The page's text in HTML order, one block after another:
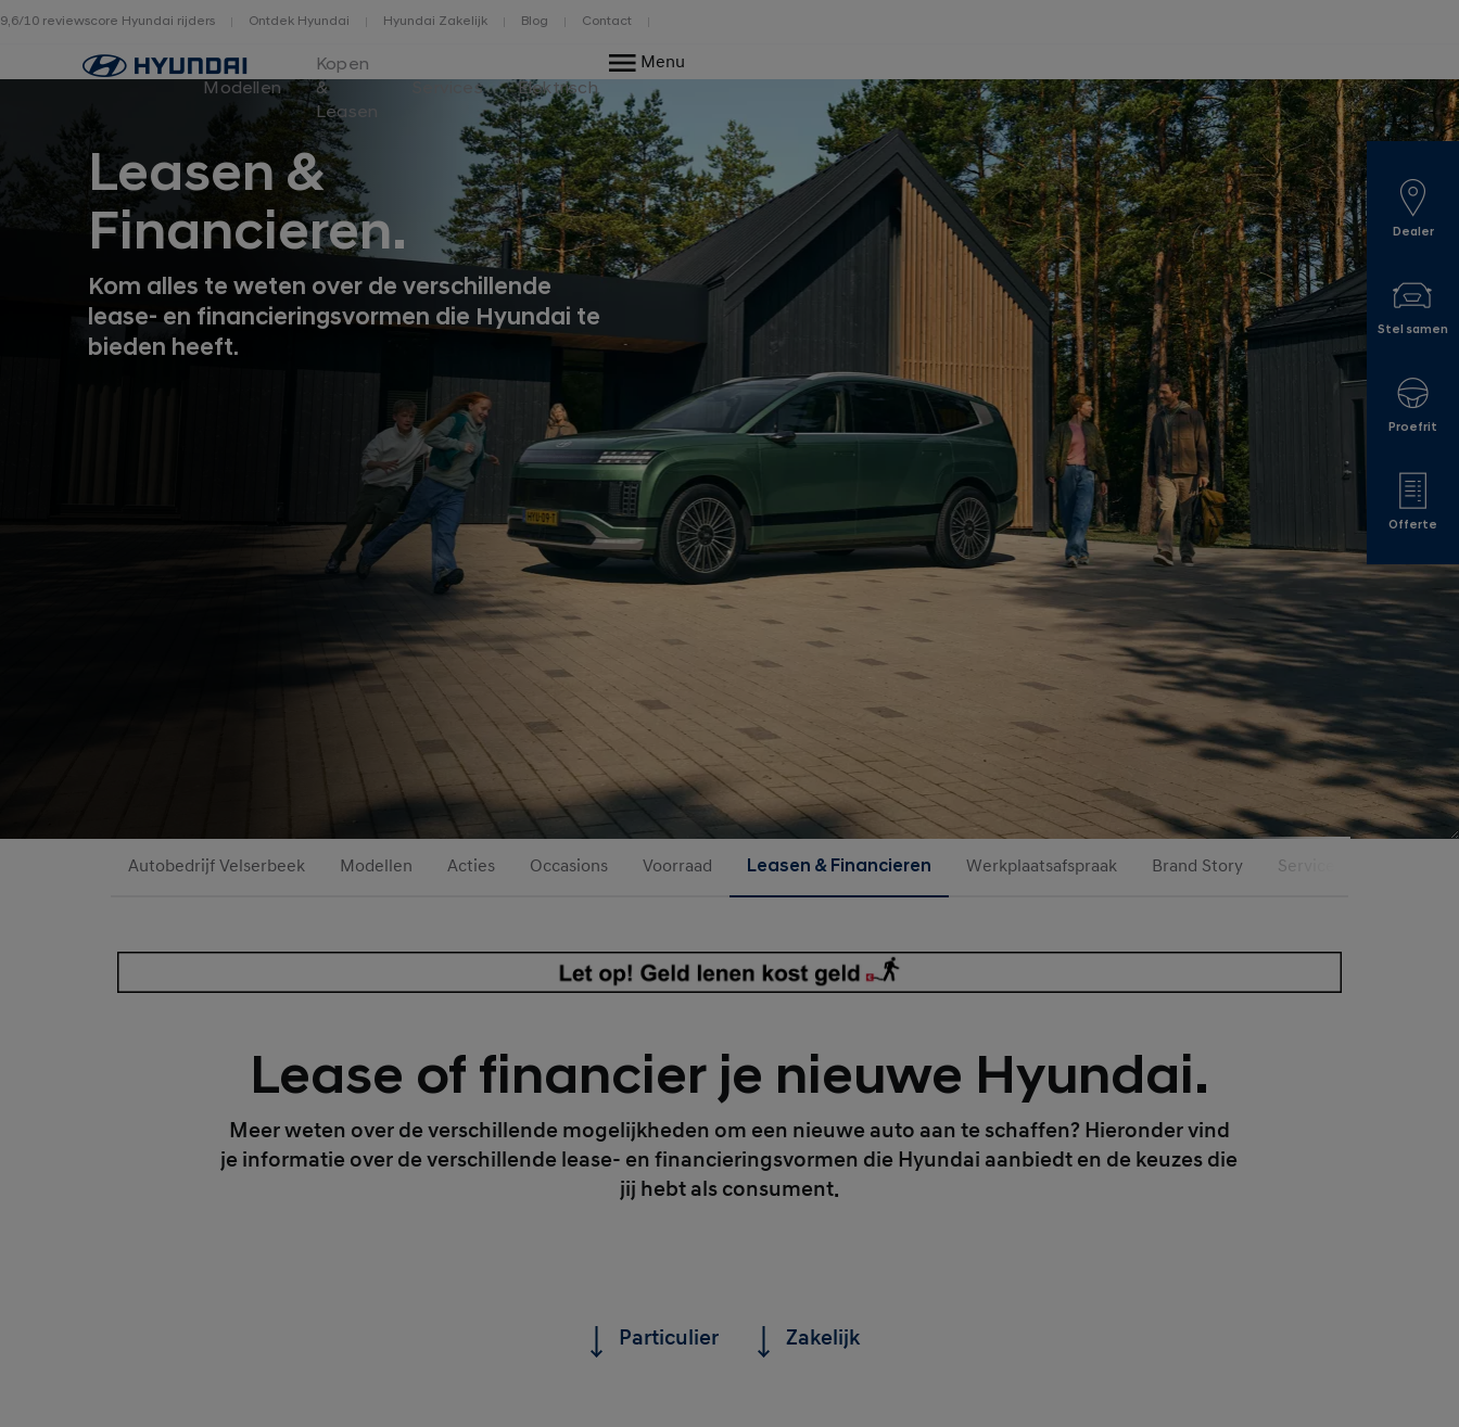
9,6/10 reviewscore Hyundai rijders Ontdek Hyundai Hyundai Zakelijk Blog Contact
Home
Modellen
Kopen
&
Leasen
Services Elektrisch
Menu
Leasen &
Financieren.
Kom alles te weten over de verschillende
lease- en financieringsvormen die Hyundai te
bieden heeft.
Autobedrijf Velserbeek Modellen Acties Occasions Voorraad Leasen & Financieren Werkplaatsafspraak Brand Story Service & Onderhoud
Lease of financier je nieuwe Hyundai.
Meer weten over de verschillende mogelijkheden om een nieuwe auto aan te schaffen? Hieronder vind
je informatie over de verschillende lease- en financieringsvormen die Hyundai aanbiedt en de keuzes die
jij hebt als consument.
Dealer
Stel samen
Proefrit
Offerte
Particulier Zakelijk